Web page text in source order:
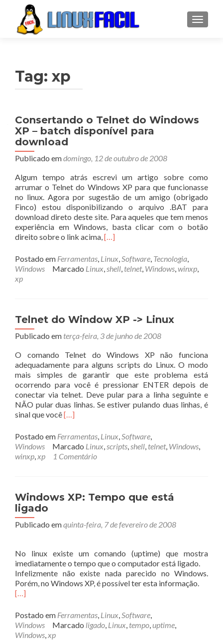
Tag: xp
Consertando o Telnet do Windows
XP – batch disponível para
download
Publicado emdomingo, 12 de outubro de 2008
Algum tempo atrás escrevi um artigo sobre como
arrumar o Telnet do Windows XP para que funcionasse
no linux. Agora por sugestão de um amigo (obrigado
Finco) estou disponibilizando o arquivo .BAT para
download direto deste site. Para aqueles que tem menos
experiência em Windows, basta clicar com o botão
direito sobre o link acima,Leia
sobreConsertando
o
Telnet
–
batch
disponível
download
[…]
Postado em Ferramentas, Linux,Software, Tecnologia,
Windows
Marcado Linux,shell, telnet, Windows,winxp,
xp
Telnet do Window XP -> Linux
Publicado em terça-feira, 3 de junho de 2008
O comando Telnet do Windows XP não funciona
adequadamente para alguns scripts do Linux. O modo
mais simples de garantir que este problema está
ocorrendo para você é pressionar ENTER depois de
conectar via telnet. Deve pular para a linha seguinte e
NÃO pular duas linhas. Se estiver pulando duas linhas, é
sinal que vocêLeia
sobreTelnet
do
Window
Linux
[…]
Postado em Ferramentas, Linux,Software,
Windows
Marcado Linux,scripts,shell, telnet, Windows,
winxp,xp 1 Comentário
Windows XP: Tempo que está
ligado
Publicado emquinta-feira, 7 de fevereiro de 2008
No linux existe um comando (uptime) que mostra
imediatamente o tempo que o computador está ligado.
Infelizmente não existe nada parecido no Windows.
Porém, no Windows XP, é possível ter esta informação.
[…]
Postado em Ferramentas, Linux,Software,
Windows
Marcado ligado, Linux, tempo,uptime,
Windows,xp